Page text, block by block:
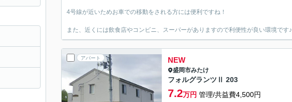
4号線が近いためお車での移動をされる方には便利ですね！
また、近くには飲食店やコンビニ、スーパーがありますので利便性が良い環境です♪
アパート NEW
盛岡市みたけ
フォルグランツⅡ 203
7.2万円 管理/共益費4,500円